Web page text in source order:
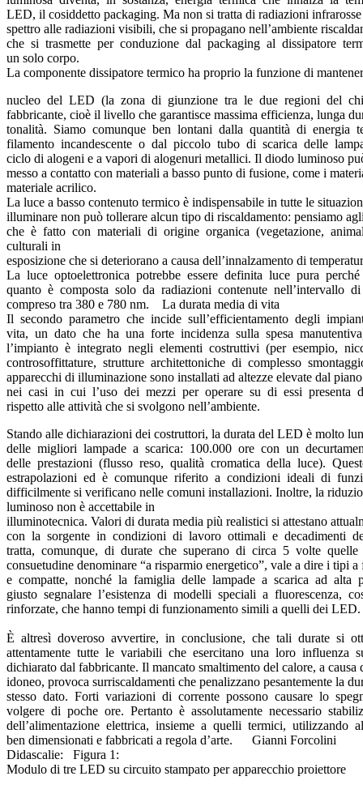
LED, il cosiddetto packaging. Ma non si tratta di radiazioni
spettro alle radiazioni visibili, che si propagano nell’ambiente
che si trasmette per conduzione dal packaging al dissipatore
un solo corpo.
La componente dissipatore termico ha proprio la funzione di
nucleo del LED (la zona di giunzione tra le due regioni del
fabbricante, cioè il livello che garantisce massima efficienza, lunga
tonalità. Siamo comunque ben lontani dalla quantità di energia
filamento incandescente o dal piccolo tubo di scarica delle
ciclo di alogeni e a vapori di alogenuri metallici. Il diodo luminoso
messo a contatto con materiali a basso punto di fusione, come i
materiale acrilico.
La luce a basso contenuto termico è indispensabile in tutte le
illuminare non può tollerare alcun tipo di riscaldamento: pensiamo
che è fatto con materiali di origine organica (vegetazione,
culturali in
esposizione che si deteriorano a causa dell’innalzamento di
La luce optoelettronica potrebbe essere definita luce pura
quanto è composta solo da radiazioni contenute nell’intervallo
compreso tra 380 e 780 nm. La durata media di vita
Il secondo parametro che incide sull’efficientamento degli
vita, un dato che ha una forte incidenza sulla spesa
l’impianto è integrato negli elementi costruttivi (per esempio,
controsoffittature, strutture architettoniche di complesso
apparecchi di illuminazione sono installati ad altezze elevate dal
nei casi in cui l’uso dei mezzi per operare su di essi presenta
rispetto alle attività che si svolgono nell’ambiente.
Stando alle dichiarazioni dei costruttori, la durata del LED è molto
delle migliori lampade a scarica: 100.000 ore con un
delle prestazioni (flusso reso, qualità cromatica della luce).
estrapolazioni ed è comunque riferito a condizioni ideali di
difficilmente si verificano nelle comuni installazioni. Inoltre, la
luminoso non è accettabile in
illuminotecnica. Valori di durata media più realistici si attestano
con la sorgente in condizioni di lavoro ottimali e decadimenti
tratta, comunque, di durate che superano di circa 5 volte
consuetudine denominare “a risparmio energetico”, vale a dire i tipi
e compatte, nonché la famiglia delle lampade a scarica ad alta
giusto segnalare l’esistenza di modelli speciali a fluorescenza,
rinforzate, che hanno tempi di funzionamento simili a quelli dei LED.
È altresì doveroso avvertire, in conclusione, che tali durate si
attentamente tutte le variabili che esercitano una loro influenza
dichiarato dal fabbricante. Il mancato smaltimento del calore, a
idoneo, provoca surriscaldamenti che penalizzano pesantemente
stesso dato. Forti variazioni di corrente possono causare lo
volgere di poche ore. Pertanto è assolutamente necessario
dell’alimentazione elettrica, insieme a quelli termici, utilizzando
ben dimensionati e fabbricati a regola d’arte. Gianni Forcolini
Didascalie: Figura 1:
Modulo di tre LED su circuito stampato per apparecchio proiettore